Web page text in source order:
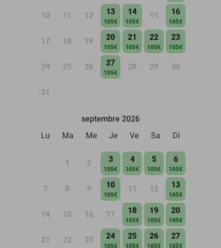
10 11 12 13
105€
14
105€
15 16
105€
17 18 19 20
105€
21
105€
22
105€
23
105€
24 25 26 27
105€
28 29 30
31
septembre 2026
Lu
Ma Me Je Ve Sa Di
1 2 3
105€
4
105€
5
105€
6
105€
7 8 9 10
105€
11 12 13
105€
14 15 16 17 18
105€
19
105€
20
105€
21 22 23 24
105€
25
105€
26
105€
27
105€